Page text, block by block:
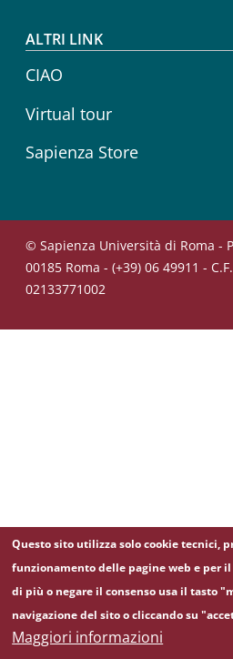
ALTRI LINK
CIAO
Virtual tour
Sapienza Store
© Sapienza Università di Roma -
00185 Roma - (+39) 06 49911 -
02133771002
Questo sito utilizza solo cookie tecnici,
funzionamento delle pagine web e per
di più o negare il consenso usa il tasto
navigazione del sito o cliccando su
Maggiori informazioni